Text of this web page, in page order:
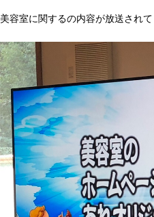
美容室に関するの内容が放送され